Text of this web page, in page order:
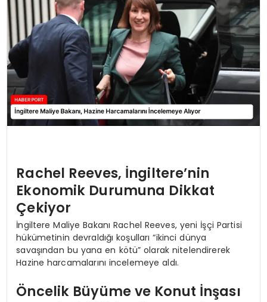
Rachel Reeves, İngiltere’nin
Ekonomik Durumuna Dikkat
Çekiyor
İngiltere Maliye Bakanı Rachel Reeves, yeni İşçi Partisi
hükümetinin devraldığı koşulları “ikinci dünya
savaşından bu yana en kötü” olarak nitelendirerek
Hazine harcamalarını incelemeye aldı.
Öncelik Büyüme ve Konut İnşası